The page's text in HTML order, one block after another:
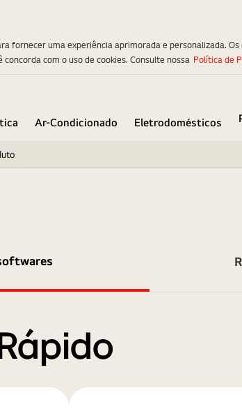
Ar-Condicionado Eletrodomésticos
fornecer uma experiência aprimorada e personalizada.
com o uso de cookies. Consulte nossa Política de